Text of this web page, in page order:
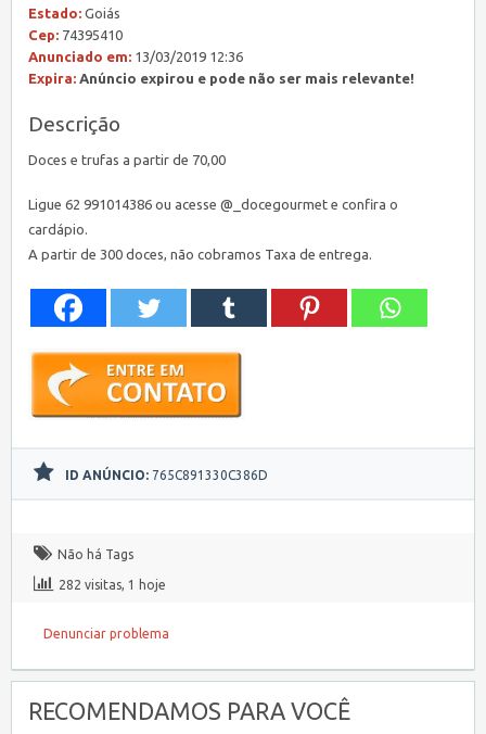
Estado: Goiás
Cep: 74395410
Anunciado em: 13/03/2019 12:36
Expira: Anúncio expirou e pode não ser mais relevante!
Descrição
Doces e trufas a partir de 70,00
Ligue 62 991014386 ou acesse @_docegourmet e confira o
cardápio.
A partir de 300 doces, não cobramos Taxa de entrega.
ID ANÚNCIO: 765C891330C386D
Não há Tags
282 visitas, 1 hoje
Denunciar problema
RECOMENDAMOS PARA VOCÊ